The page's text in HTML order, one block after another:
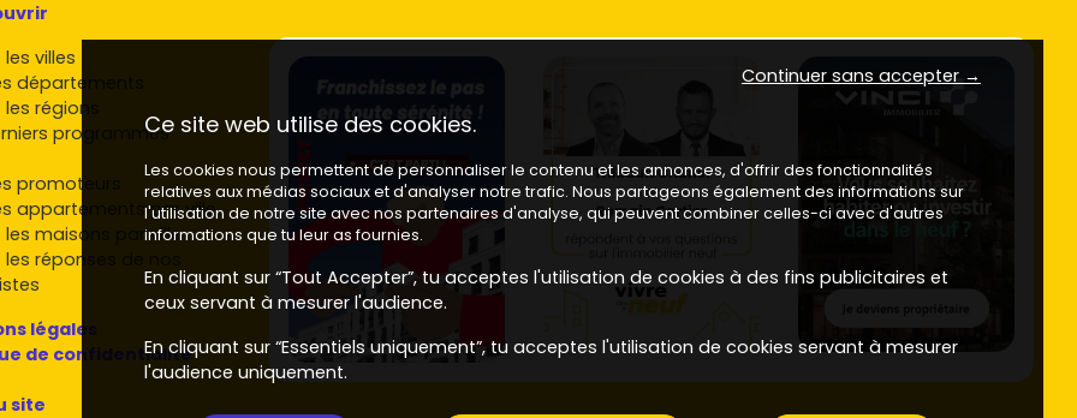
, des lignes de bus et deVitrolles Aéroportpour
neuf à Marignane
sur Marignane et la métropole Aix-
placés pour la vie quotidienne.
avec une attention à l'empreinte
les emplacements stratégiques.
intégrés et prestations actuelles.
primo-accédants et investisseurs.
Gambetta
: acteurs réguliers en Provence avec une
villes
départements
régions
programmes
promoteurs
appartements par ville
les maisons par ville
réponses de nos
légales
de confidentialité
site
Continuer sans accepter →
Ce site web utilise des cookies.
Les cookies nous permettent de personnaliser le contenu et les annonces, d'offrir des fonctionnalités
relatives aux médias sociaux et d'analyser notre trafic. Nous partageons également des informations sur
l'utilisation de notre site avec nos partenaires d'analyse, qui peuvent combiner celles-ci avec d'autres
informations que tu leur as fournies.
En cliquant sur “Tout Accepter”, tu acceptes l'utilisation de cookies à des fins publicitaires et
ceux servant à mesurer l'audience.
En cliquant sur “Essentiels uniquement”, tu acceptes l'utilisation de cookies servant à mesurer
l'audience uniquement.